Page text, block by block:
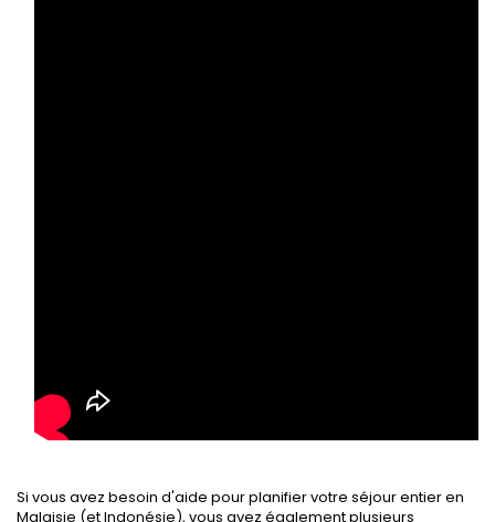
Si vous avez besoin d'aide pour planifier votre séjour entier en
Malaisie (et Indonésie), vous avez également plusieurs